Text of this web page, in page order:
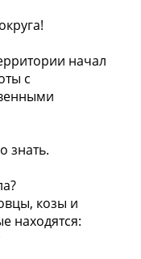
начал
с
знать.
козы и
находятся: